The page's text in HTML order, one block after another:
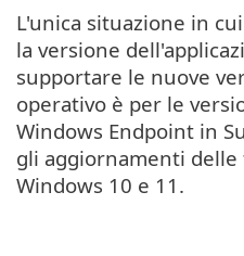
L'unica situazione in
la versione
supportare le nuove
operativo è per le
Windows Endpoint in
gli aggiornamenti
Windows 10 e 11.